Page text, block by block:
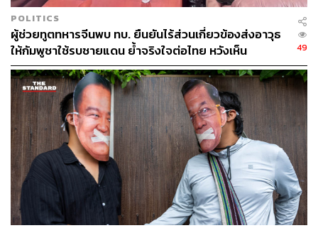
POLITICS
ผู้ช่วยทูตทหารจีนพบ ทบ. ยืนยันไร้ส่วนเกี่ยวข้องส่งอาวุธ
ให้กัมพูชาใช้รบชายแดน ย้ำจริงใจต่อไทย หวังเห็น
ทางออกสันติวิธี
49